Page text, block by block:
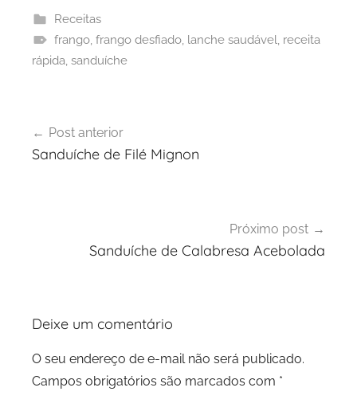
Receitas
frango, frango desfiado, lanche saudável, receita
rápida, sanduíche
de
Post anterior
Sanduíche de Filé Mignon
Próximo post
Sanduíche de Calabresa Acebolada
Deixe um comentário
O seu endereço de e-mail não será publicado.
Campos obrigatórios são marcados com *